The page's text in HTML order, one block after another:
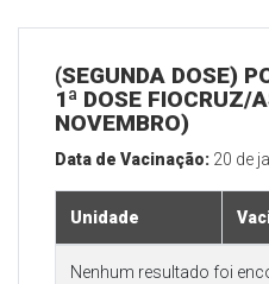
(SEGUNDA DOSE)
1ª DOSE FIOCRUZ/
NOVEMBRO)
Data de Vacinação: 20 de
Unidade
Nenhum resultado foi